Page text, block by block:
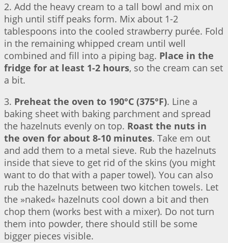
2. Add the heavy cream to a tall bowl and mix on
high until stiff peaks form. Mix about 1-2
tablespoons into the cooled strawberry purée. Fold
in the remaining whipped cream until well
combined and fill into a piping bag. Place in the
fridge for at least 1-2 hours, so the cream can set
a bit.
3. Preheat the oven to 190°C (375°F). Line a
baking sheet with baking parchment and spread
the hazelnuts evenly on top. Roast the nuts in
the oven for about 8-10 minutes. Take em out
and add them to a metal sieve. Rub the hazelnuts
inside that sieve to get rid of the skins (you might
want to do that with a paper towel). You can also
rub the hazelnuts between two kitchen towels. Let
the »naked« hazelnuts cool down a bit and then
chop them (works best with a mixer). Do not turn
them into powder, there should still be some
bigger pieces visible.